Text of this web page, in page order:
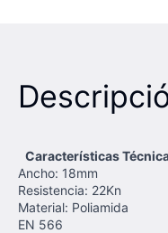
Características
Ancho: 18mm
Resistencia: 22Kn
Material: Poliamida
EN 566